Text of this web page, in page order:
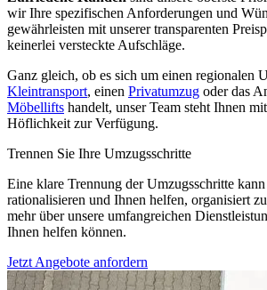
wir Ihre spezifischen Anforderungen und
gewährleisten mit unserer transparenten
keinerlei versteckte Aufschläge.
Ganz gleich, ob es sich um einen regionalen
Kleintransport, einen Privatumzug oder das
Möbellifts handelt, unser Team steht Ihnen
Höflichkeit zur Verfügung.
Trennen Sie Ihre Umzugsschritte
Eine klare Trennung der Umzugsschritte kann
rationalisieren und Ihnen helfen, organisiert
mehr über unsere umfangreichen
Ihnen helfen können.
Jetzt Angebote anfordern